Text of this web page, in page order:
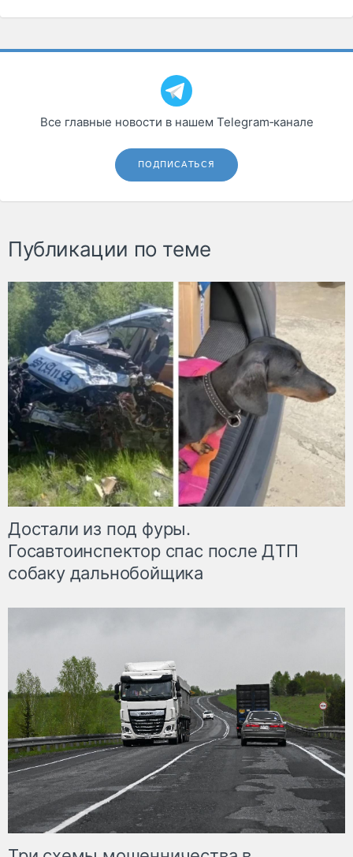
Все главные новости в нашем Telegram‑канале
ПОДПИСАТЬСЯ
Публикации по теме
Достали из под фуры.
Госавтоинспектор спас после ДТП
собаку дальнобойщика